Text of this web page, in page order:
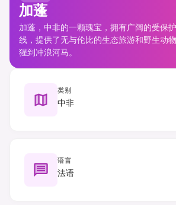
加蓬
加蓬，中非的一颗瑰宝，拥有广阔的受保
线，提供了无与伦比的生态旅游和野生动
猩到冲浪河马。
类别
中非
语言
法语